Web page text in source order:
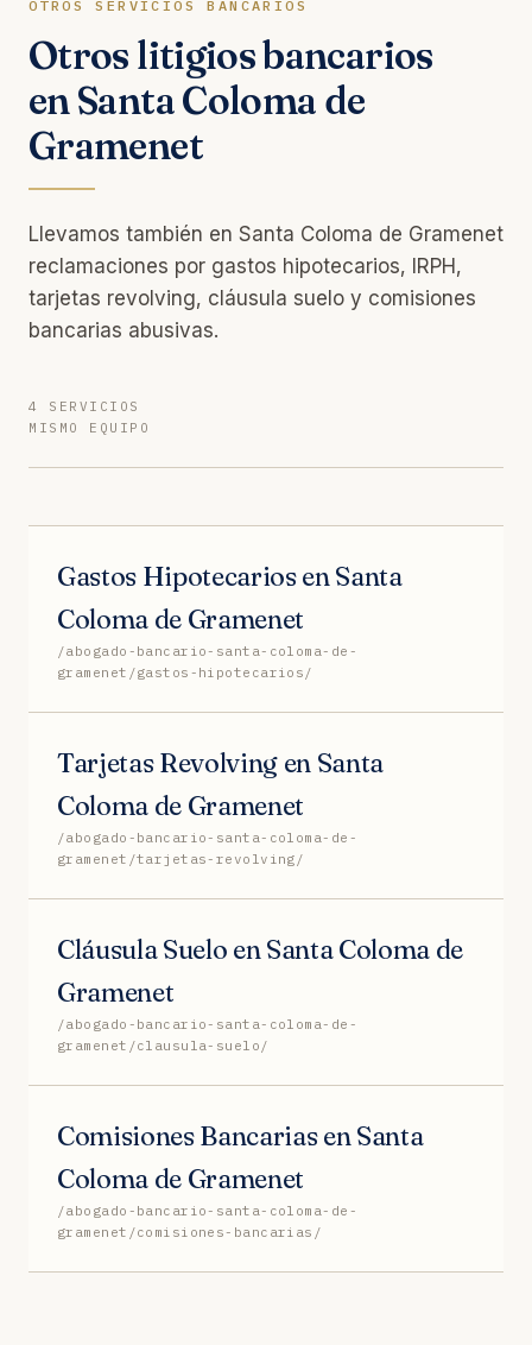
OTROS SERVICIOS BANCARIOS
Otros litigios bancarios
en Santa Coloma de
Gramenet
Llevamos también en Santa Coloma de Gramenet
reclamaciones por gastos hipotecarios, IRPH,
tarjetas revolving, cláusula suelo y comisiones
bancarias abusivas.
4 SERVICIOS
MISMO EQUIPO
Gastos Hipotecarios en Santa
Coloma de Gramenet
/abogado-bancario-santa-coloma-de-
gramenet/gastos-hipotecarios/
Tarjetas Revolving en Santa
Coloma de Gramenet
/abogado-bancario-santa-coloma-de-
gramenet/tarjetas-revolving/
Cláusula Suelo en Santa Coloma de
Gramenet
/abogado-bancario-santa-coloma-de-
gramenet/clausula-suelo/
Comisiones Bancarias en Santa
Coloma de Gramenet
/abogado-bancario-santa-coloma-de-
gramenet/comisiones-bancarias/